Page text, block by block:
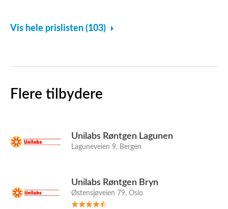
Vis hele prislisten (103)
Flere tilbydere
Unilabs Røntgen Lagunen
Laguneveien 9, Bergen
Unilabs Røntgen Bryn
Østensjøveien 79, Oslo